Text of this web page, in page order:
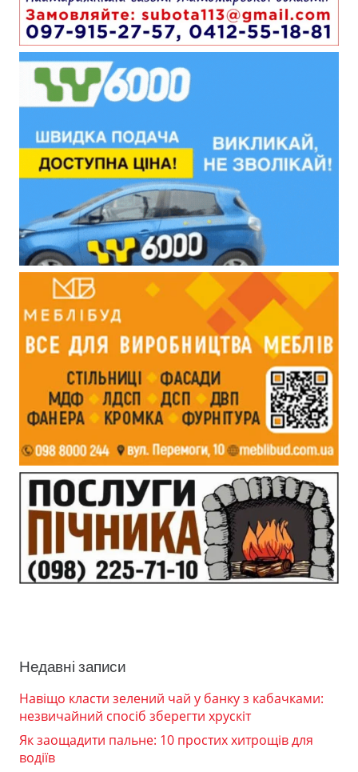
Недавні записи
Навіщо класти зелений чай у банку з кабачками:
незвичайний спосіб зберегти хрускіт
Як заощадити пальне: 10 простих хитрощів для
водіїв